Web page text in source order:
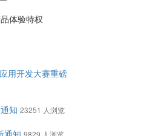
体验特权
用开发大赛重磅
知 23251 人浏览